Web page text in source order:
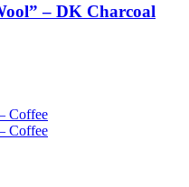
– DK Charcoal